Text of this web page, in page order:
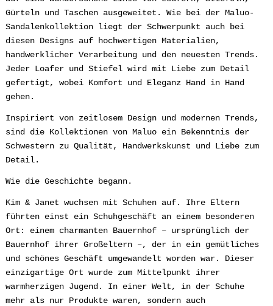
Gürteln und Taschen ausgeweitet. Wie bei der Maluo-
Sandalenkollektion liegt der Schwerpunkt auch bei
diesen Designs auf hochwertigen Materialien,
handwerklicher Verarbeitung und den neuesten Trends.
Jeder Loafer und Stiefel wird mit Liebe zum Detail
gefertigt, wobei Komfort und Eleganz Hand in Hand
gehen.
Inspiriert von zeitlosem Design und modernen Trends,
sind die Kollektionen von Maluo ein Bekenntnis der
Schwestern zu Qualität, Handwerkskunst und Liebe zum
Detail.
Wie die Geschichte begann.
Kim & Janet wuchsen mit Schuhen auf. Ihre Eltern
führten einst ein Schuhgeschäft an einem besonderen
Ort: einem charmanten Bauernhof – ursprünglich der
Bauernhof ihrer Großeltern –, der in ein gemütliches
und schönes Geschäft umgewandelt worden war. Dieser
einzigartige Ort wurde zum Mittelpunkt ihrer
warmherzigen Jugend. In einer Welt, in der Schuhe
mehr als nur Produkte waren, sondern auch